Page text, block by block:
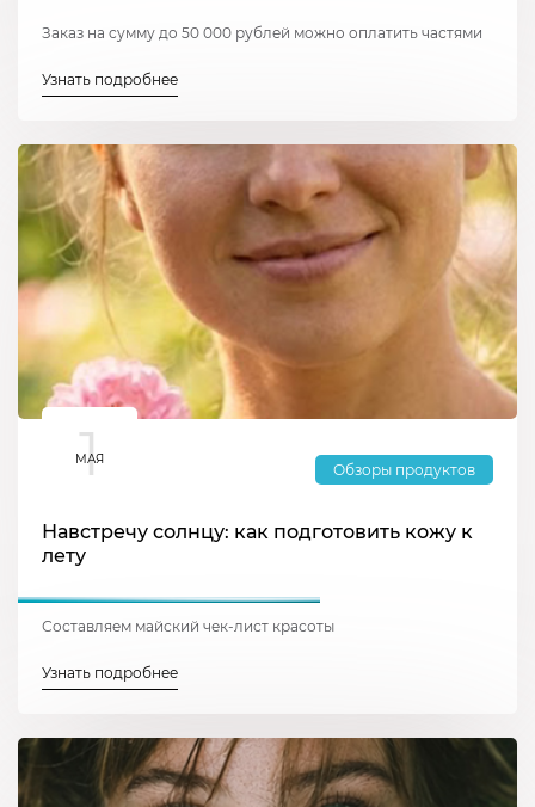
Заказ на сумму до 50 000 рублей можно оплатить частями
Узнать подробнее
1
МАЯ
Обзоры продуктов
Навстречу солнцу: как подготовить кожу к
лету
Составляем майский чек-лист красоты
Узнать подробнее